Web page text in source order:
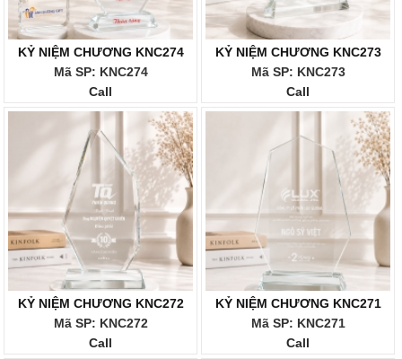
KỶ NIỆM CHƯƠNG KNC274
Mã SP: KNC274
Call
KỶ NIỆM CHƯƠNG KNC273
Mã SP: KNC273
Call
KỶ NIỆM CHƯƠNG KNC272
Mã SP: KNC272
Call
KỶ NIỆM CHƯƠNG KNC271
Mã SP: KNC271
Call